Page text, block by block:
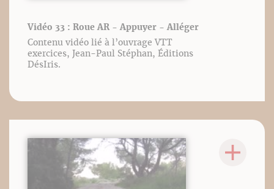
Vidéo 33 : Roue AR - Appuyer - Alléger
Contenu vidéo lié à l’ouvrage VTT
exercices, Jean-Paul Stéphan, Éditions
DésIris.